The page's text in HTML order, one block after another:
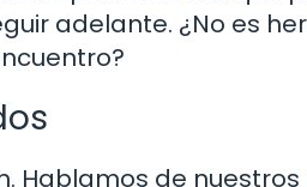
adelante. ¿No es
Hablamos de nuestros